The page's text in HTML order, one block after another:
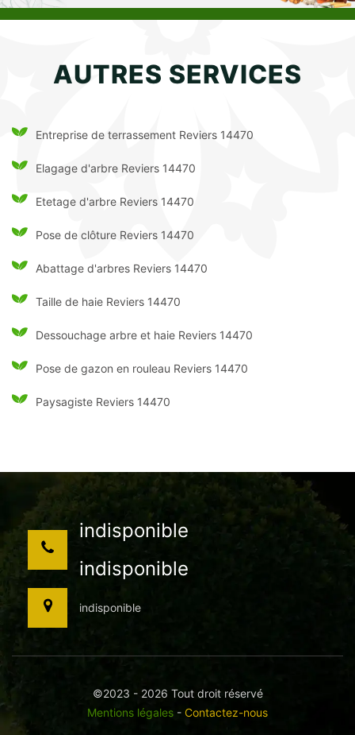
AUTRES SERVICES
Entreprise de terrassement Reviers 14470
Elagage d'arbre Reviers 14470
Etetage d'arbre Reviers 14470
Pose de clôture Reviers 14470
Abattage d'arbres Reviers 14470
Taille de haie Reviers 14470
Dessouchage arbre et haie Reviers 14470
Pose de gazon en rouleau Reviers 14470
Paysagiste Reviers 14470
indisponible
indisponible
indisponible
©2023 - 2026 Tout droit réservé
Mentions légales - Contactez-nous